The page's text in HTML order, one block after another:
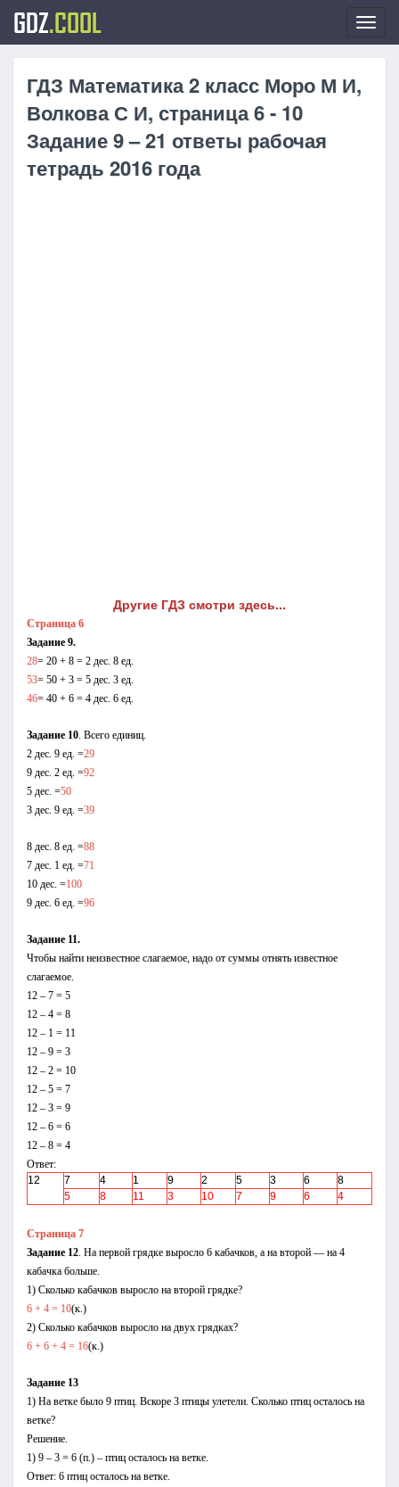
GDZ.COOL
ГДЗ Математика 2 класс Моро М И,
Волкова С И, страница 6 - 10
Задание 9 – 21 ответы рабочая
тетрадь 2016 года
Другие ГДЗ смотри здесь...
Страница 6
Задание 9.
28= 20 + 8 = 2 дес. 8 ед.
53= 50 + 3 = 5 дес. 3 ед.
46= 40 + 6 = 4 дес. 6 ед.
Задание 10. Всего единиц.
2 дес. 9 ед. =29
9 дес. 2 ед. =92
5 дес. =50
3 дес. 9 ед. =39
8 дес. 8 ед. =88
7 дес. 1 ед. =71
10 дес. =100
9 дес. 6 ед. =96
Задание 11.
Чтобы найти неизвестное слагаемое, надо от суммы отнять известное
слагаемое.
12 – 7 = 5
12 – 4 = 8
12 – 1 = 11
12 – 9 = 3
12 – 2 = 10
12 – 5 = 7
12 – 3 = 9
12 – 6 = 6
12 – 8 = 4
Ответ:
12
7 4 1 9 2 5 3 6
8
5
8 11 3 10 7 9 6 4
Страница 7
Задание 12. На первой грядке выросло 6 кабачков, а на второй — на 4
кабачка больше.
1) Сколько кабачков выросло на второй грядке?
6 + 4 = 10(к.)
2) Сколько кабачков выросло на двух грядках?
6 + 6 + 4 = 16(к.)
Задание 13
1) На ветке было 9 птиц. Вскоре 3 птицы улетели. Сколько птиц осталось на
ветке?
Решение.
1) 9 – 3 = 6 (п.) – птиц осталось на ветке.
Ответ: 6 птиц осталось на ветке.